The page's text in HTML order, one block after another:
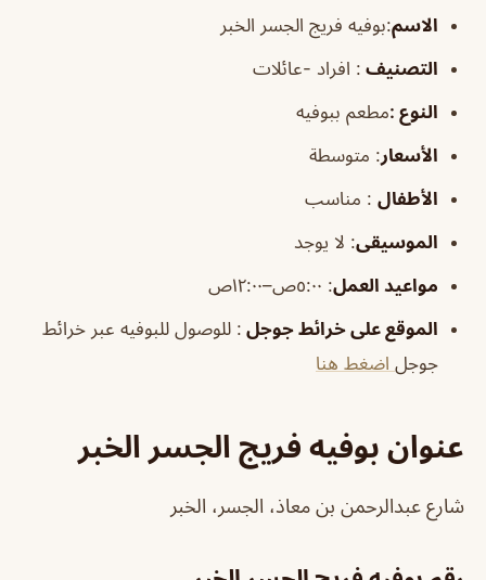
الاسم:بوفيه فريج الجسر الخبر
التصنيف : افراد -عائلات
النوع :مطعم ببوفيه
الأسعار: متوسطة
الأطفال : مناسب
الموسيقى: لا يوجد
مواعيد العمل: ٥:٠٠ص–١٢:٠٠ص
الموقع على خرائط جوجل : للوصول للبوفيه عبر خرائط
جوجل اضغط هنا
عنوان بوفيه فريج الجسر الخبر
شارع عبدالرحمن بن معاذ، الجسر، الخبر